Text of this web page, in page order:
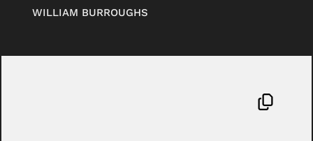
WILLIAM BURROUGHS